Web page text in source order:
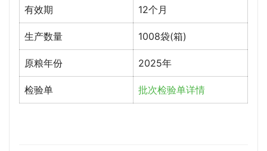
有效期 12个月
生产数量 1008袋(箱)
原粮年份 2025年
检验单 批次检验单详情